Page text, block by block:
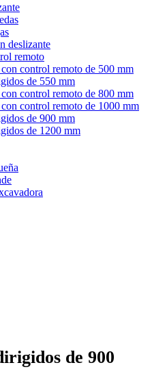
deslizante
remoto
control remoto de 500 mm
de 550 mm
control remoto de 800 mm
control remoto de 1000 mm
de 900 mm
de 1200 mm
de 900